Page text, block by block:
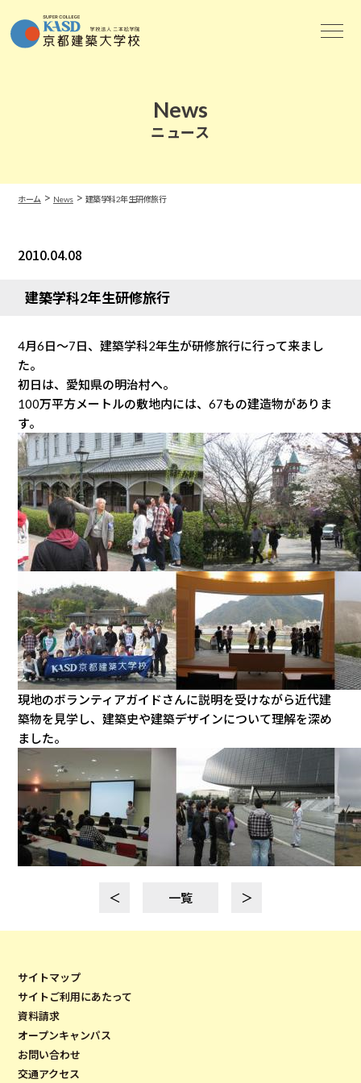
News
ニュース
ホーム > News> 建築学科2年生研修旅行
2010.04.08
建築学科2年生研修旅行
4月6日〜7日、建築学科2年生が研修旅行に行って来まし
た。
初日は、愛知県の明治村へ。
100万平方メートルの敷地内には、67もの建造物がありま
す。
現地のボランティアガイドさんに説明を受けながら近代建
築物を見学し、建築史や建築デザインについて理解を深め
ました。
＜ 一覧 ＞
サイトマップ
サイトご利用にあたって
資料請求
オープンキャンパス
お問い合わせ
交通アクセス